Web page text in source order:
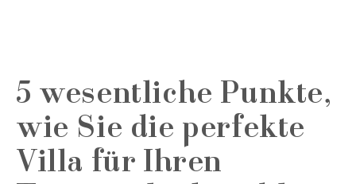
5 wesentliche Punkte,
wie Sie die perfekte
Villa für Ihren